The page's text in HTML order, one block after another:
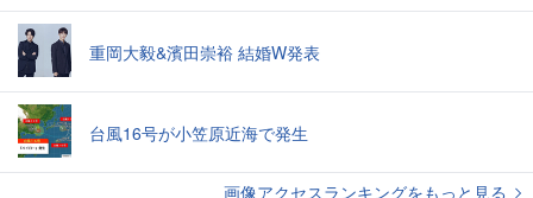
重岡大毅&濱田崇裕 結婚W発表
台風16号が小笠原近海で発生
画像アクセスランキングをもっと見る